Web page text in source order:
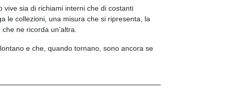
vive sia di richiami interni che di costanti
le collezioni, una misura che si ripresenta, la
ne ricorda un’altra.
e che, quando tornano, sono ancora se